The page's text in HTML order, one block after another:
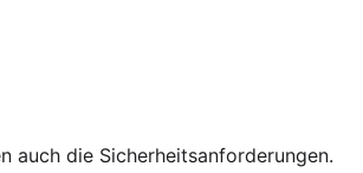
auch die Sicherheitsanforderungen.